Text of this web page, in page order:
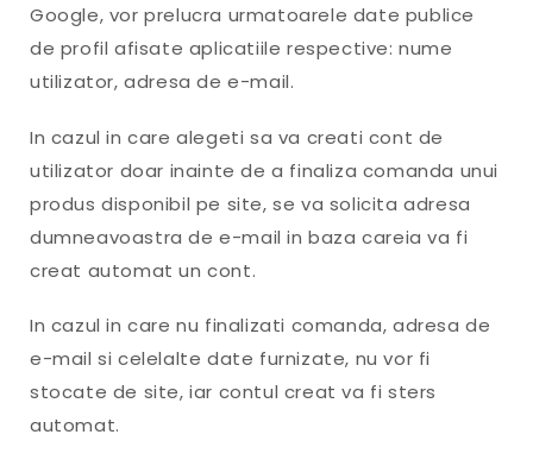
Google, vor prelucra urmatoarele date publice
de profil afisate aplicatiile respective: nume
utilizator, adresa de e-mail.
In cazul in care alegeti sa va creati cont de
utilizator doar inainte de a finaliza comanda unui
produs disponibil pe site, se va solicita adresa
dumneavoastra de e-mail in baza careia va fi
creat automat un cont.
In cazul in care nu finalizati comanda, adresa de
e-mail si celelalte date furnizate, nu vor fi
stocate de site, iar contul creat va fi sters
automat.